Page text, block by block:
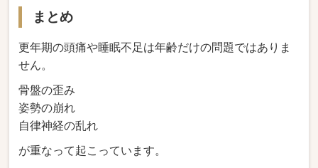
まとめ
更年期の頭痛や睡眠不足は年齢だけの問題ではありま
せん。
骨盤の歪み
姿勢の崩れ
自律神経の乱れ
が重なって起こっています。